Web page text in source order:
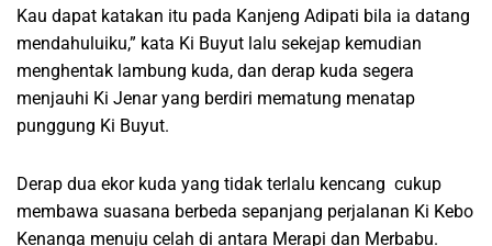
Kau dapat katakan itu pada Kanjeng Adipati bila ia datang
mendahuluiku,” kata Ki Buyut lalu sekejap kemudian
menghentak lambung kuda, dan derap kuda segera
menjauhi Ki Jenar yang berdiri mematung menatap
punggung Ki Buyut.
Derap dua ekor kuda yang tidak terlalu kencang cukup
membawa suasana berbeda sepanjang perjalanan Ki Kebo
Kenanga menuju celah di antara Merapi dan Merbabu.